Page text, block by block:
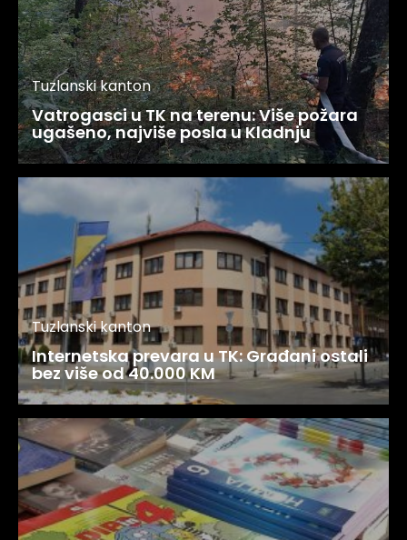
Tuzlanski kanton
Vatrogasci u TK na terenu: Više požara
ugašeno, najviše posla u Kladnju
Tuzlanski kanton
Internetska prevara u TK: Građani ostali
bez više od 40.000 KM